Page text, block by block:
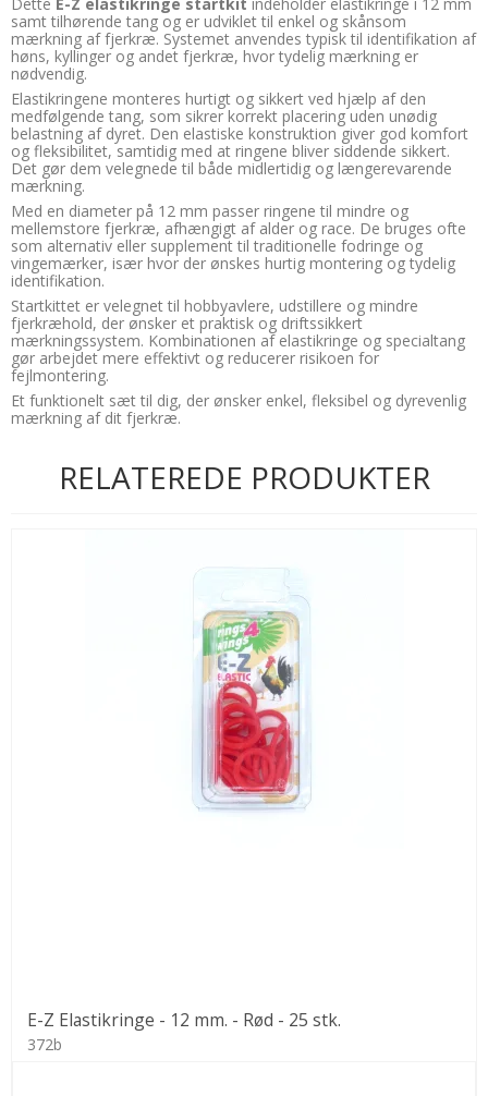
samt tilhørende tang og er udviklet til enkel og skånsom
mærkning af fjerkræ. Systemet anvendes typisk til identifikation af
høns, kyllinger og andet fjerkræ, hvor tydelig mærkning er
nødvendig.
Elastikringene monteres hurtigt og sikkert ved hjælp af den
medfølgende tang, som sikrer korrekt placering uden unødig
belastning af dyret. Den elastiske konstruktion giver god komfort
og fleksibilitet, samtidig med at ringene bliver siddende sikkert.
Det gør dem velegnede til både midlertidig og længerevarende
mærkning.
Med en diameter på 12 mm passer ringene til mindre og
mellemstore fjerkræ, afhængigt af alder og race. De bruges ofte
som alternativ eller supplement til traditionelle fodringe og
vingemærker, især hvor der ønskes hurtig montering og tydelig
identifikation.
Startkittet er velegnet til hobbyavlere, udstillere og mindre
fjerkræhold, der ønsker et praktisk og driftssikkert
mærkningssystem. Kombinationen af elastikringe og specialtang
gør arbejdet mere effektivt og reducerer risikoen for
fejlmontering.
Et funktionelt sæt til dig, der ønsker enkel, fleksibel og dyrevenlig
mærkning af dit fjerkræ.
RELATEREDE PRODUKTER
E-Z Elastikringe - 12 mm. - Rød - 25 stk.
372b